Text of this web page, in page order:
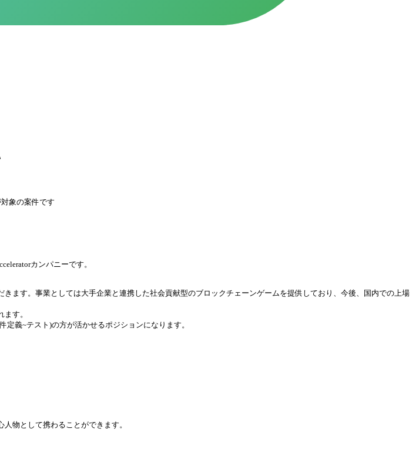
象の案件です
カンパニーです。
ます。事業としては大手企業と連携した社会貢献型のブロックチェーンゲームを提供しており、今後、国内での上場
す。
義~テスト)の方が活かせるポジションになります。
物として携わることができます。